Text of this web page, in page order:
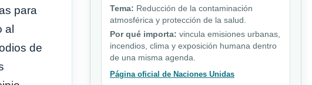
para
al
de
Tema: Reducción de la contaminación
atmosférica y protección de la salud.
Por qué importa: vincula emisiones urbanas,
incendios, clima y exposición humana dentro
de una misma agenda.
Página oficial de Naciones Unidas